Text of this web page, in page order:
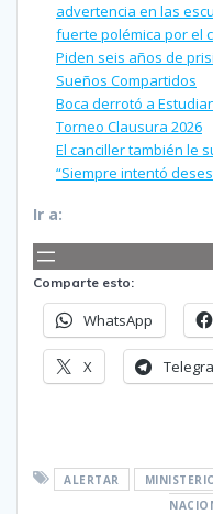
advertencia en las
fuerte polémica por el
Piden seis años de
Sueños Compartidos
Boca derrotó a
Torneo Clausura 2026
El canciller también le
“Siempre intentó
Ir a:
Comparte esto:
WhatsApp
X
ALERTAR